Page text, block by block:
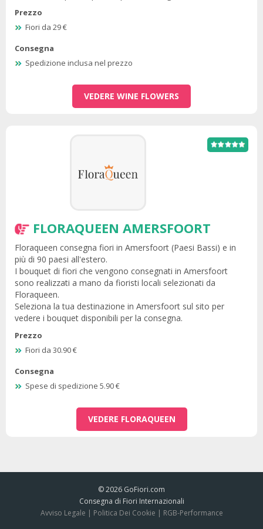
Prezzo
Fiori da 29 €
Consegna
Spedizione inclusa nel prezzo
VEDERE WINE FLOWERS
FLORAQUEEN AMERSFOORT
Floraqueen consegna fiori in Amersfoort (Paesi Bassi) e in
più di 90 paesi all'estero.
I bouquet di fiori che vengono consegnati in Amersfoort
sono realizzati a mano da fioristi locali selezionati da
Floraqueen.
Seleziona la tua destinazione in Amersfoort sul sito per
vedere i bouquet disponibili per la consegna.
Prezzo
Fiori da 30.90 €
Consegna
Spese di spedizione 5.90 €
VEDERE FLORAQUEEN
© 2026 GoFiori.com
Consegna di Fiori Internazionali
Avviso Legale | Politica Dei Cookie | RGB-Performance